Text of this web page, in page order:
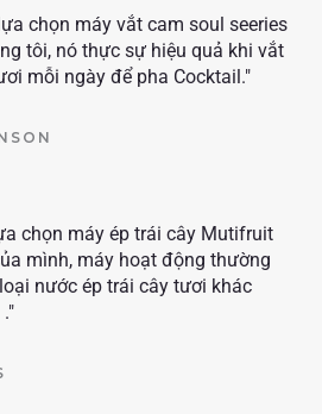
chọn máy vắt cam soul seeries
tôi, nó thực sự hiệu quả khi vắt
mỗi ngày để pha Cocktail."
chọn máy ép trái cây Mutifruit
mình, máy hoạt động thường
nước ép trái cây tươi khác